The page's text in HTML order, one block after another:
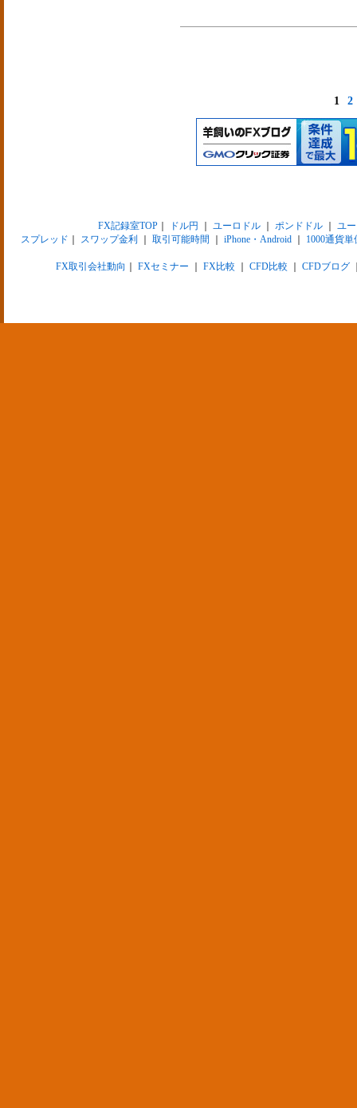
1 2
FX記録室TOP｜ ドル円 ユーロドル｜ ポンドドル｜ ユ
スプレッド
スワップ金利 取引可能時間 iPhone・Android 1000通貨単
FX取引会社動向 FXセミナー FX比較 CFD比較 CFDブログ